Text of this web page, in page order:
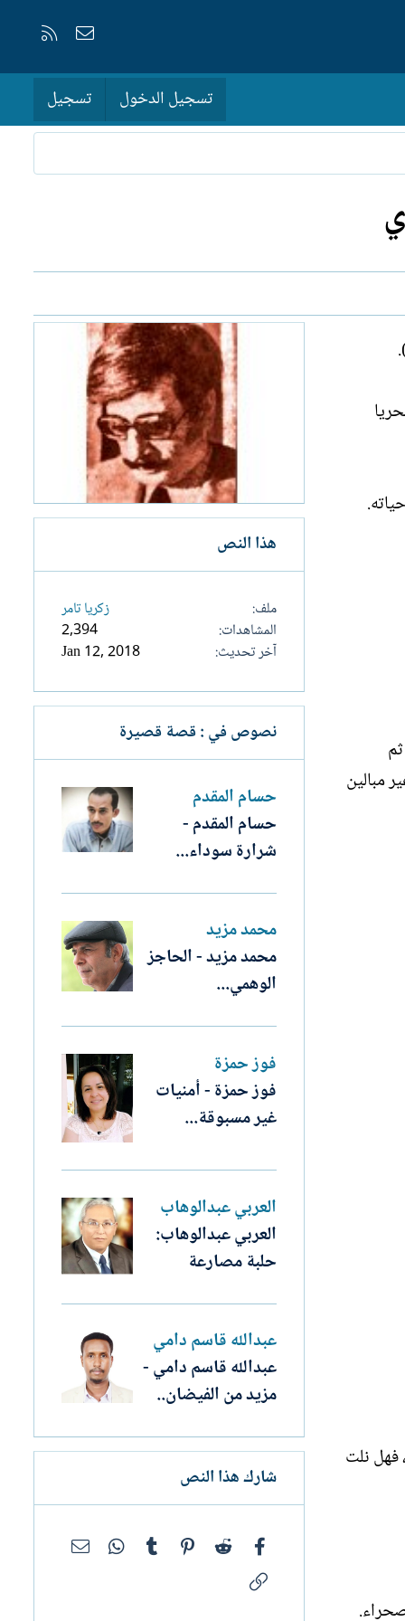
إتصل بنا
تسجيل الدخول تسجيل
مبالين
فهل نلت
هذا النص
ملف
زكريا تامر
المشاهدات
2,394
آخر تحديث
Jan 12, 2018
نصوص في : قصة قصيرة
حسام المقدم
حسام المقدم -
شرارة سوداء...
محمد مزيد
محمد مزيد - الحاجز
الوهمي...
فوز حمزة
فوز حمزة - أمنيات
غير مسبوقة...
العربي عبدالوهاب
العربي عبدالوهاب:
حلبة مصارعة
عبدالله قاسم دامي
عبدالله قاسم دامي -
مزيد من الفيضان..
شارك هذا النص
فيسبوك Reddit
Pinterest
Tumblr
WhatsApp